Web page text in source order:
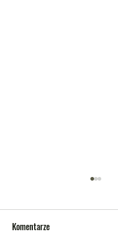
Komentarze